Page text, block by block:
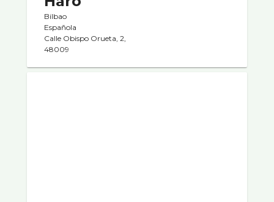
Bilbao
Española
Calle Obispo Orueta, 2,
48009